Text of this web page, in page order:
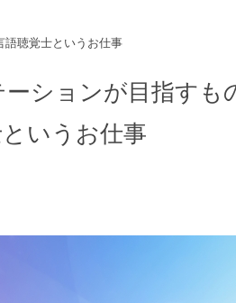
語聴覚士というお仕事
ーションが目指すも
いうお仕事